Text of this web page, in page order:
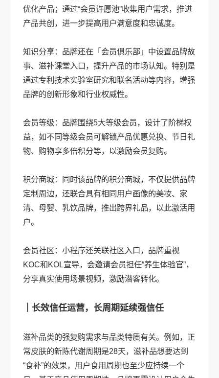
优化产品；通过“会员许愿池”收集用户需求，推进
产品共创，进一步提高用户满意度和忠诚度。
知识分享：品牌还在「会员俱乐部」中设置品牌故
事、滋补课堂入口，提升产品的市场认知。特别是
通过专利技术实验室研究和联名活动等内容，增强
品牌的创新形象和行业权威性。
会员等级：品牌围绕5大等级会员，设计了阶梯权
益，如不同等级会员可解锁产品优惠兑换、节日礼
物、购物享多倍积分等，以激励会员复购。
积分商城：同时该品牌的积分商城，不仅提供品牌
定制周边，还联合具有相同用户画像的美妆、家
清、母婴、乳饮品牌，推出跨界礼品，以此激活用
户。
会员社区：小程序还关联社区入口，品牌重视
KOC和KOL宣导，会邀请会员担任“养生体验官”，
分享真实使用场景视频，激励潜客转化。
｜长效信任运营，长周期延续强信任
滋补品类的强复购需求与品类特质有关。例如，正
常皮肤的新陈代谢周期是28天，滋补品想要达到
“食补”的效果，用户食用周期也至少应持续一个